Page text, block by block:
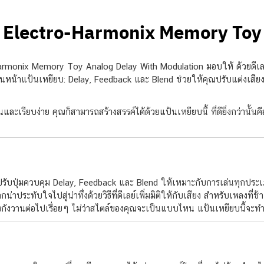
Electro-Harmonix Memory Toy
Memory Toy Analog Delay With Modulation มอบให้ ด้วยดี
น้าแป้นเหยียบ: Delay, Feedback และ Blend ช่วยให้คุณปรับแต่งเสีย
และเรียบง่าย คุณก็สามารถสร้างสรรค์ได้ด้วยแป้นเหยียบนี้ ที่ดียิ่งกว่านั้
มควบคุม Delay, Feedback และ Blend ให้เหมาะกับการเล่นทุกประ
น่าประทับใจไปสู่น่าทึ่งด้วยวิธีที่ดีเลย์เพิ่มมิติให้กับเสียง สำหรับเพลง
วานต่อไปเรื่อยๆ ไม่ว่าสไตล์ของคุณจะเป็นแบบไหน แป้นเหยียบนี้จะท